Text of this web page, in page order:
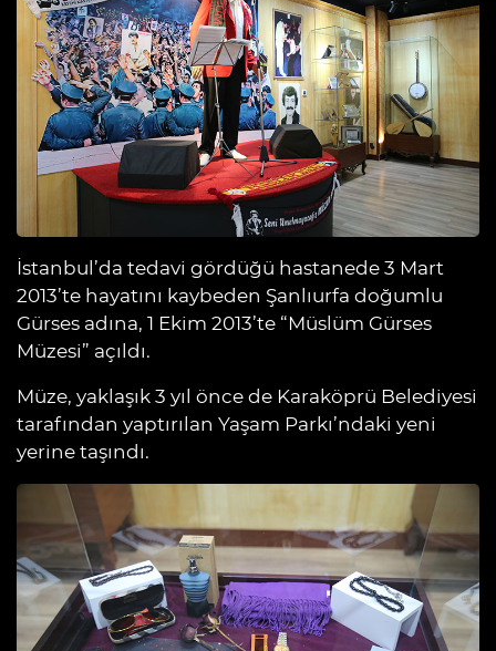
İstanbul’da tedavi gördüğü hastanede 3 Mart
2013’te hayatını kaybeden Şanlıurfa doğumlu
Gürses adına, 1 Ekim 2013’te “Müslüm Gürses
Müzesi” açıldı.
Müze, yaklaşık 3 yıl önce de Karaköprü Belediyesi
tarafından yaptırılan Yaşam Parkı’ndaki yeni
yerine taşındı.